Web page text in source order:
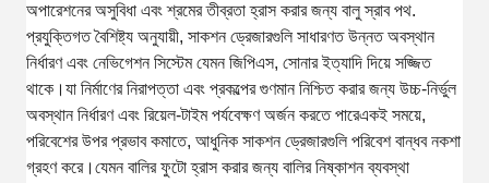
অপারেশনের অসুবিধা এবং শ্রমের তীব্রতা হ্রাস করার জন্য বালু স্রাব পথ.
প্রযুক্তিগত বৈশিষ্ট্য অনুযায়ী, সাকশন ড্রেজারগুলি সাধারণত উন্নত অবস্থান
নির্ধারণ এবং নেভিগেশন সিস্টেম যেমন জিপিএস, সোনার ইত্যাদি দিয়ে সজ্জিত
থাকে।যা নির্মাণের নিরাপত্তা এবং প্রকল্পের গুণমান নিশ্চিত করার জন্য উচ্চ-নির্ভুল
অবস্থান নির্ধারণ এবং রিয়েল-টাইম পর্যবেক্ষণ অর্জন করতে পারেএকই সময়ে,
পরিবেশের উপর প্রভাব কমাতে, আধুনিক সাকশন ড্রেজারগুলি পরিবেশ বান্ধব নকশা
গ্রহণ করে।যেমন বালির ফুটো হ্রাস করার জন্য বালির নিষ্কাশন ব্যবস্থা